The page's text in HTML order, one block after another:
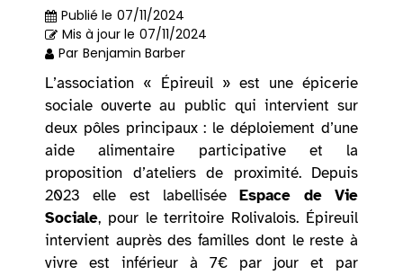
Publié le 07/11/2024
Mis à jour le 07/11/2024
Par Benjamin Barber
L’association « Épireuil » est une épicerie
sociale ouverte au public qui intervient sur
deux pôles principaux : le déploiement d’une
aide alimentaire participative et la
proposition d’ateliers de proximité. Depuis
2023 elle est labelliséeEspace de Vie
Sociale, pour le territoire Rolivalois. Épireuil
intervient auprès des familles dont le reste à
vivre est inférieur à 7€ par jour et par